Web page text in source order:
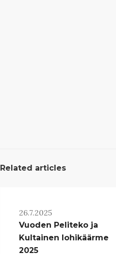
Related articles
26.7.2025
Vuoden Peliteko ja
Kultainen lohikäärme
2025